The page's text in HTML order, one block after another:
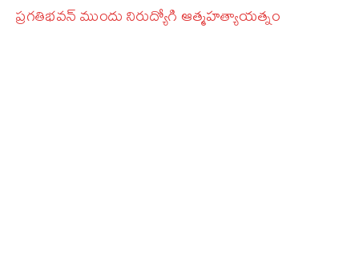
ప్రగతిభవన్‌ ముందు నిరుద్యోగి ఆత్మహత్యాయత్నం